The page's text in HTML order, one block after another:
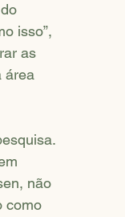
isso”,
as
área
não
como